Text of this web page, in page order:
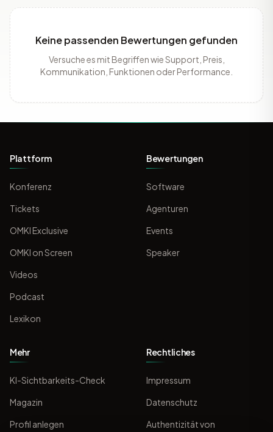
Keine passenden Bewertungen gefunden
Versuche es mit Begriffen wie Support, Preis,
Kommunikation, Funktionen oder Performance.
Plattform
Konferenz
Tickets
OMKI Exclusive
OMKI on Screen
Videos
Podcast
Lexikon
Bewertungen
Software
Agenturen
Events
Speaker
Mehr
KI-Sichtbarkeits-Check
Magazin
Profil anlegen
Rechtliches
Impressum
Datenschutz
Authentizität von